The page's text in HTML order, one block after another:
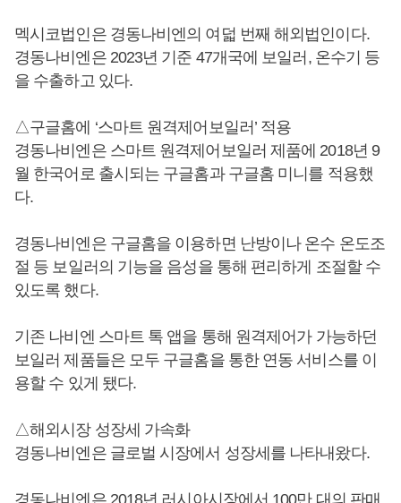
멕시코법인은 경동나비엔의 여덟 번째 해외법인이다.
경동나비엔은 2023년 기준 47개국에 보일러, 온수기 등
을 수출하고 있다.
△구글홈에 ‘스마트 원격제어보일러’ 적용
경동나비엔은 스마트 원격제어보일러 제품에 2018년 9
월 한국어로 출시되는 구글홈과 구글홈 미니를 적용했
다.
경동나비엔은 구글홈을 이용하면 난방이나 온수 온도조
절 등 보일러의 기능을 음성을 통해 편리하게 조절할 수
있도록 했다.
기존 나비엔 스마트 톡 앱을 통해 원격제어가 가능하던
보일러 제품들은 모두 구글홈을 통한 연동 서비스를 이
용할 수 있게 됐다.
△해외시장 성장세 가속화
경동나비엔은 글로벌 시장에서 성장세를 나타내왔다.
경동나비엔은 2018년 러시아시장에서 100만 대의 판매